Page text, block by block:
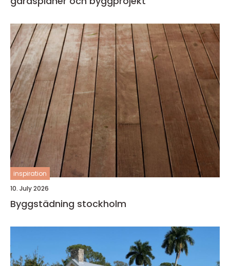
inspiration
10. July 2026
Byggstädning stockholm